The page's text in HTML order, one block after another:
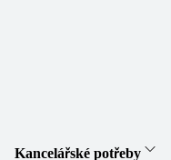
Kancelářské potřeby